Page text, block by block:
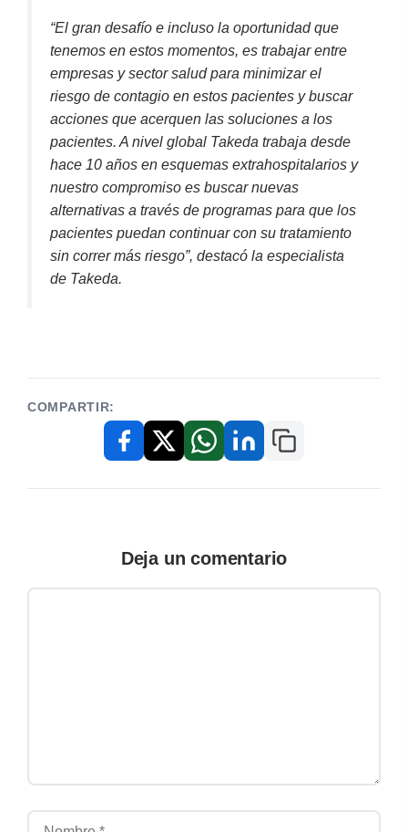
“El gran desafío e incluso la oportunidad que
tenemos en estos momentos, es trabajar entre
empresas y sector salud para minimizar el
riesgo de contagio en estos pacientes y buscar
acciones que acerquen las soluciones a los
pacientes. A nivel global Takeda trabaja desde
hace 10 años en esquemas extrahospitalarios y
nuestro compromiso es buscar nuevas
alternativas a través de programas para que los
pacientes puedan continuar con su tratamiento
sin correr más riesgo”, destacó la especialista
de Takeda.
COMPARTIR:
FacebookX / TwitterWhatsAppLinkedInCopiar enlace
Deja un comentario